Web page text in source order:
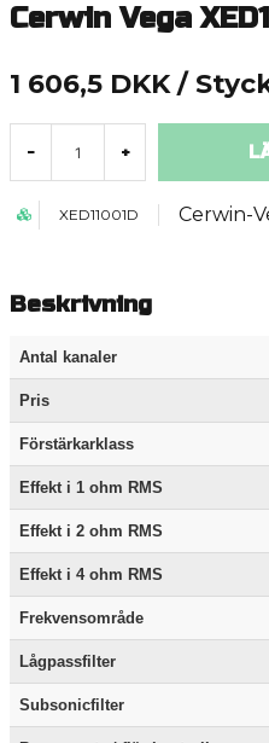
Cerwin Vega
1 606,5 DKK /
- +
XED11001D Cerwin-
Beskrivning
Antal kanaler
Pris
Förstärkarklass
Effekt i 1 ohm RMS
Effekt i 2 ohm RMS
Effekt i 4 ohm RMS
Frekvensområde
Lågpassfilter
Subsonicfilter